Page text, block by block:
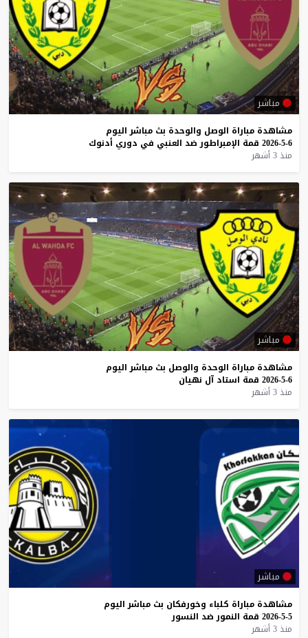
مباشر
مشاهدة مباراة الوصل والوحدة بث مباشر اليوم
6-5-2026
قمة الإمبراطور ضد العنبي في دوري أدنوك
منذ 3 أشهر
مباشر
مشاهدة مباراة الوحدة والوصل بث مباشر اليوم
6-5-2026
قمة استاد آل نهيان
منذ 3 أشهر
مباشر
مشاهدة مباراة كلباء وخورفكان بث مباشر اليوم
5-5-2026
قمة النمور ضد النسور
منذ 3 أشهر